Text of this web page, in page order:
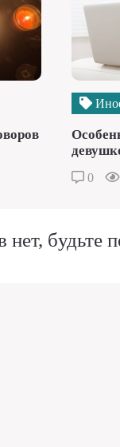
0
будьте